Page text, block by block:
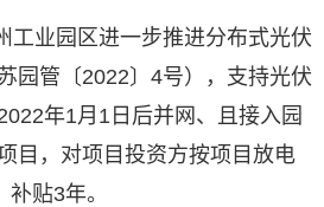
工业园区进一步推进分布式光伏
园管〔2022〕4号），支持光伏
年1月1日后并网、且接入园
目，对项目投资方按项目放电
贴3年。